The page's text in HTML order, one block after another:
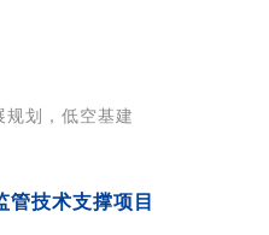
规划，低空基建
管技术支撑项目